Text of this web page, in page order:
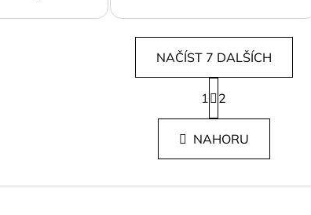
O
v
l
á
NAČÍST 7 DALŠÍCH
S
t
r
n
k
1 2
NAHORU